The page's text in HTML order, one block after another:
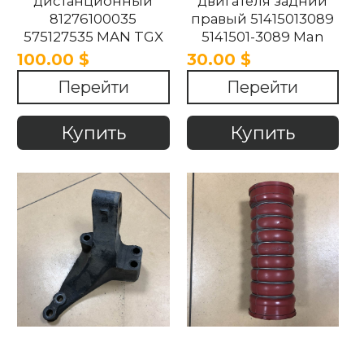
81276100035
575127535 MAN TGX
480 evro 6 2007-2021.
100.00 $
Перейти
Купить
правый 51415013089
5141501-3089 Man
TGA 2007-2021
30.00 $
Перейти
Купить